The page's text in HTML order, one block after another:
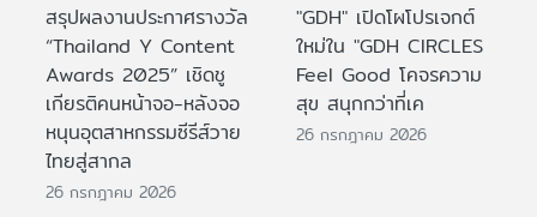
สรุปผลงานประกาศรางวัล
“Thailand Y Content
Awards 2025” เชิดชู
เกียรติคนหน้าจอ-หลังจอ
หนุนอุตสาหกรรมซีรีส์วาย
ไทยสู่สากล
26 กรกฎาคม 2026
"GDH" เปิดโผโปรเจกต์
ใหม่ใน "GDH CIRCLES
Feel Good โคจรความ
สุข สนุกกว่าที่เค
26 กรกฎาคม 2026